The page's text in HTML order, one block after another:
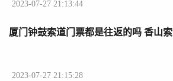
2023-07-27 21:13:44
厦门钟鼓索道门票都是往返的吗 香山
2023-07-27 21:15:28